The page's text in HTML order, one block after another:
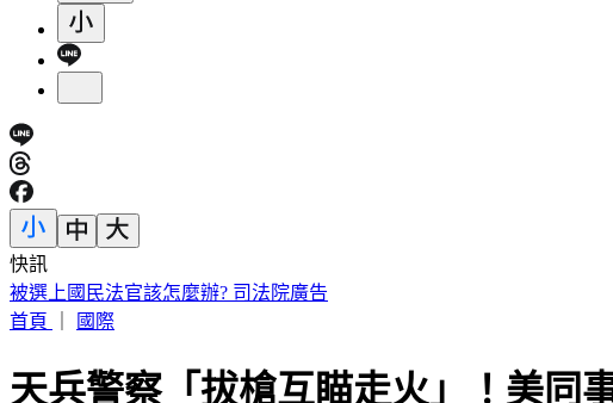
快訊
被選上國民法官該怎麼辦? 司法院廣告
首頁
國際
天兵警察「拔槍互瞄走火」！美